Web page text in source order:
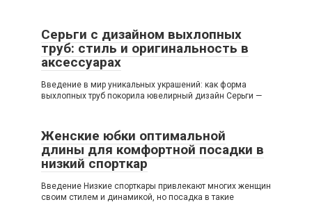
Серьги с дизайном выхлопных
труб: стиль и оригинальность в
аксессуарах
Введение в мир уникальных украшений: как форма
выхлопных труб покорила ювелирный дизайн Серьги —
Женские юбки оптимальной
длины для комфортной посадки в
низкий спорткар
Введение Низкие спорткары привлекают многих женщин
своим стилем и динамикой, но посадка в такие